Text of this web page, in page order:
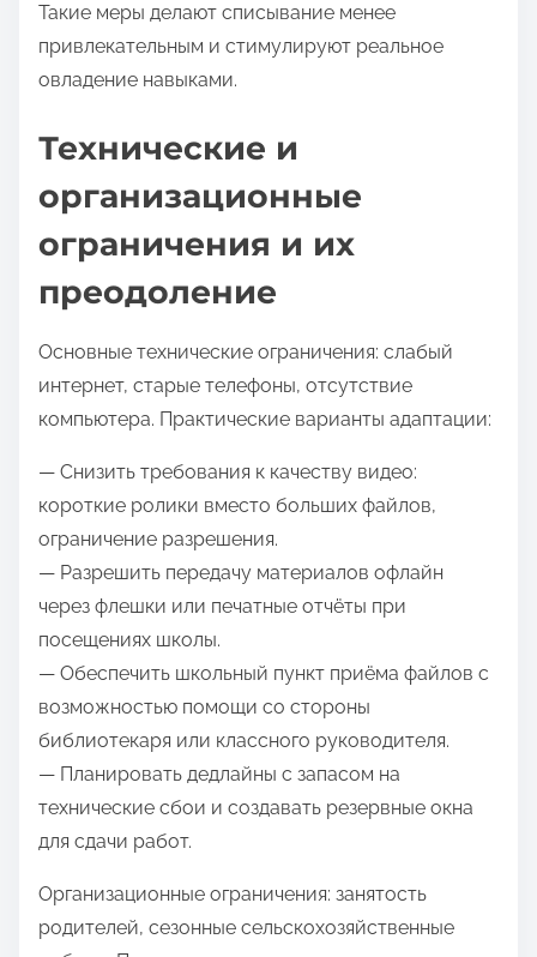
Такие меры делают списывание менее
привлекательным и стимулируют реальное
овладение навыками.
Технические и
организационные
ограничения и их
преодоление
Основные технические ограничения: слабый
интернет, старые телефоны, отсутствие
компьютера. Практические варианты адаптации:
— Снизить требования к качеству видео:
короткие ролики вместо больших файлов,
ограничение разрешения.
— Разрешить передачу материалов офлайн
через флешки или печатные отчёты при
посещениях школы.
— Обеспечить школьный пункт приёма файлов с
возможностью помощи со стороны
библиотекаря или классного руководителя.
— Планировать дедлайны с запасом на
технические сбои и создавать резервные окна
для сдачи работ.
Организационные ограничения: занятость
родителей, сезонные сельскохозяйственные